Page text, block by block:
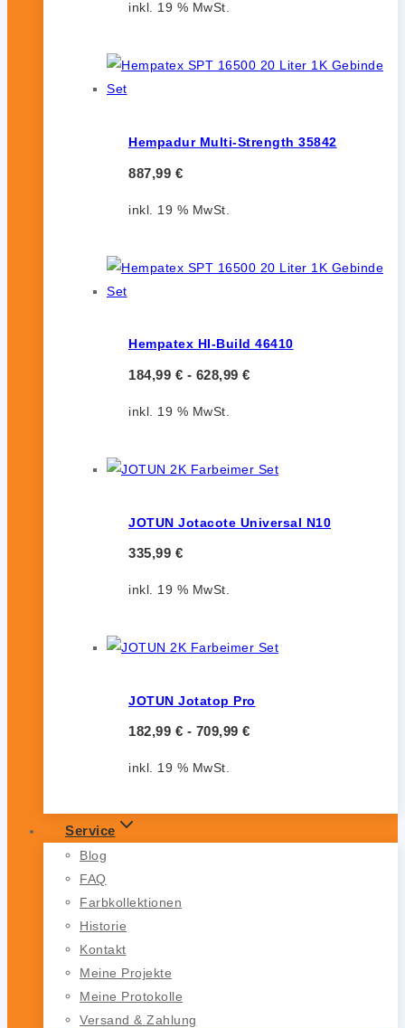
inkl. 19 % MwSt.
Hempadur Multi-Strength 35842
887,99 €
inkl. 19 % MwSt.
Hempatex HI-Build 46410
184,99 € - 628,99 €
inkl. 19 % MwSt.
JOTUN Jotacote Universal N10
335,99 €
inkl. 19 % MwSt.
JOTUN Jotatop Pro
182,99 € - 709,99 €
inkl. 19 % MwSt.
Service
Blog
FAQ
Farbkollektionen
Historie
Kontakt
Meine Projekte
Meine Protokolle
Versand & Zahlung